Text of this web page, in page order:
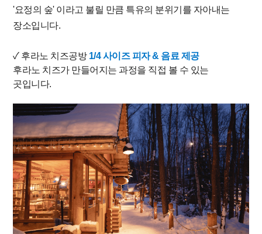
'요정의 숲' 이라고 불릴 만큼 특유의 분위기를 자아내는
장소입니다.
✓​ 후라노 치즈공방 1/4 사이즈 피자 & 음료 제공
후라노 치즈가 만들어지는 과정을 직접 볼 수 있는
곳입니다.